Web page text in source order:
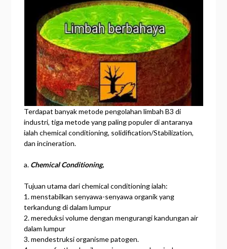
Terdapat banyak metode pengolahan limbah B3 di
industri, tiga metode yang paling populer di antaranya
ialah chemical conditioning, solidification/Stabilization,
dan incineration.
a. Chemical Conditioning,
Tujuan utama dari chemical conditioning ialah:
1. menstabilkan senyawa-senyawa organik yang
terkandung di dalam lumpur
2. mereduksi volume dengan mengurangi kandungan air
dalam lumpur
3. mendestruksi organisme patogen.